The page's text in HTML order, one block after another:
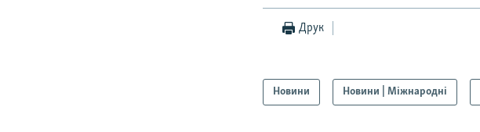
Друк
Новини Новини | Міжнародні